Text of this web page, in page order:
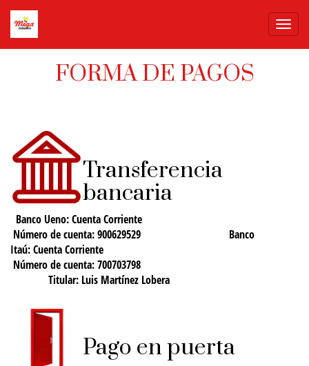
Toggle
FORMA DE PAGOS
Transferencia
bancaria
Banco Ueno:Cuenta Corriente
Número de cuenta: 900629529
Banco
Itaú:Cuenta Corriente
Número de cuenta: 700703798
Titular: Luis Martínez Lobera
Pago en puerta